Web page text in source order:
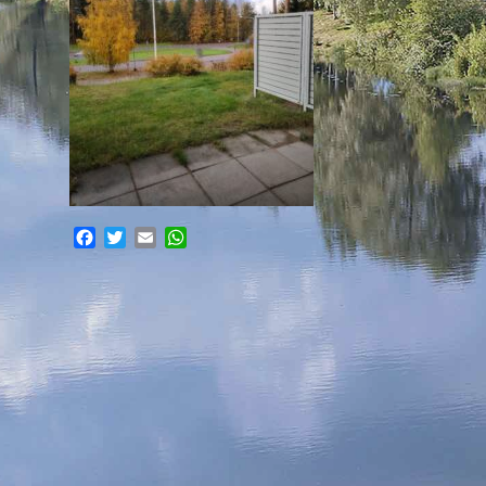
FacebookTwitterEmail